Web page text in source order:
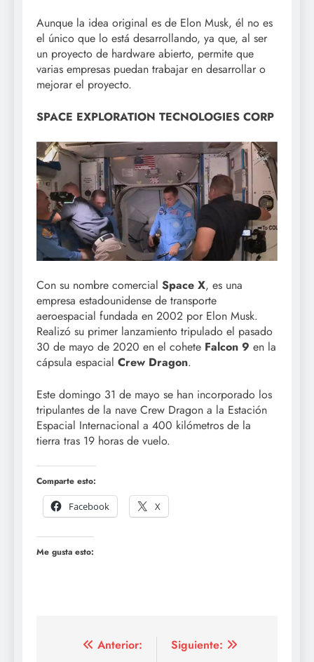
Aunque la idea original es de Elon Musk, él no es
el único que lo está desarrollando, ya que, al ser
un proyecto de hardware abierto, permite que
varias empresas puedan trabajar en desarrollar o
mejorar el proyecto.
SPACE EXPLORATION TECNOLOGIES CORP
Con su nombre comercial Space X, es una
empresa estadounidense de transporte
aeroespacial fundada en 2002 por Elon Musk.
Realizó su primer lanzamiento tripulado el pasado
30 de mayo de 2020 en el cohete Falcon 9 en la
cápsula espacial Crew Dragon.
Este domingo 31 de mayo se han incorporado los
tripulantes de la nave Crew Dragon a la Estación
Espacial Internacional a 400 kilómetros de la
tierra tras 19 horas de vuelo.
Comparte esto:
Facebook
X
Me gusta esto:
Navegación
Anterior:
Siguiente: